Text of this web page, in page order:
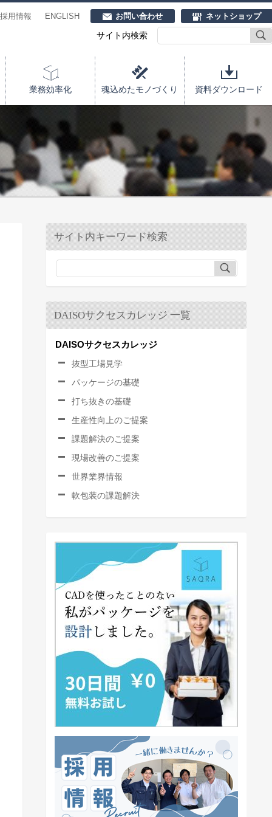
お問い合わせ ネットショップ
採用情報 ENGLISH
サイト内検索
業務効率化 魂込めたモノづくり 資料ダウンロード
サイト内キーワード検索
DAISOサクセスカレッジ 一覧
DAISOサクセスカレッジ
抜型工場見学
パッケージの基礎
打ち抜きの基礎
生産性向上のご提案
課題解決のご提案
現場改善のご提案
世界業界情報
軟包装の課題解決